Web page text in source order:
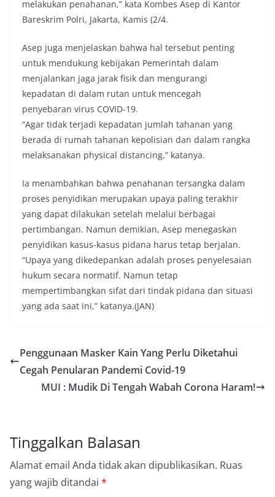
melakukan penahanan,” kata Kombes Asep di Kantor
Bareskrim Polri, Jakarta, Kamis (2/4.
Asep juga menjelaskan bahwa hal tersebut penting
untuk mendukung kebijakan Pemerintah dalam
menjalankan jaga jarak fisik dan mengurangi
kepadatan di dalam rutan untuk mencegah
penyebaran virus COVID-19.
“Agar tidak terjadi kepadatan jumlah tahanan yang
berada di rumah tahanan kepolisian dan dalam rangka
melaksanakan physical distancing,” katanya.
Ia menambahkan bahwa penahanan tersangka dalam
proses penyidikan merupakan upaya paling terakhir
yang dapat dilakukan setelah melalui berbagai
pertimbangan. Namun demikian, Asep menegaskan
penyidikan kasus-kasus pidana harus tetap berjalan.
“Upaya yang dikedepankan adalah proses penyelesaian
hukum secara normatif. Namun tetap
mempertimbangkan sifat dari tindak pidana dan situasi
yang ada saat ini,” katanya.(JAN)
Penggunaan Masker Kain Yang Perlu Diketahui
Cegah Penularan Pandemi Covid-19
MUI : Mudik Di Tengah Wabah Corona Haram!
Tinggalkan Balasan
Alamat email Anda tidak akan dipublikasikan. Ruas
yang wajib ditandai *